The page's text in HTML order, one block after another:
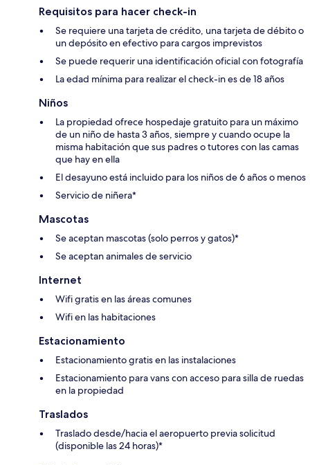
Requisitos para hacer check-in
Se requiere una tarjeta de crédito, una tarjeta de débito o
un depósito en efectivo para cargos imprevistos
Se puede requerir una identificación oficial con fotografía
La edad mínima para realizar el check-in es de 18 años
Niños
La propiedad ofrece hospedaje gratuito para un máximo
de un niño de hasta 3 años, siempre y cuando ocupe la
misma habitación que sus padres o tutores con las camas
que hay en ella
El desayuno está incluido para los niños de 6 años o menos
Servicio de niñera*
Mascotas
Se aceptan mascotas (solo perros y gatos)*
Se aceptan animales de servicio
Internet
Wifi gratis en las áreas comunes
Wifi en las habitaciones
Estacionamiento
Estacionamiento gratis en las instalaciones
Estacionamiento para vans con acceso para silla de ruedas
en la propiedad
Traslados
Traslado desde/hacia el aeropuerto previa solicitud
(disponible las 24 horas)*